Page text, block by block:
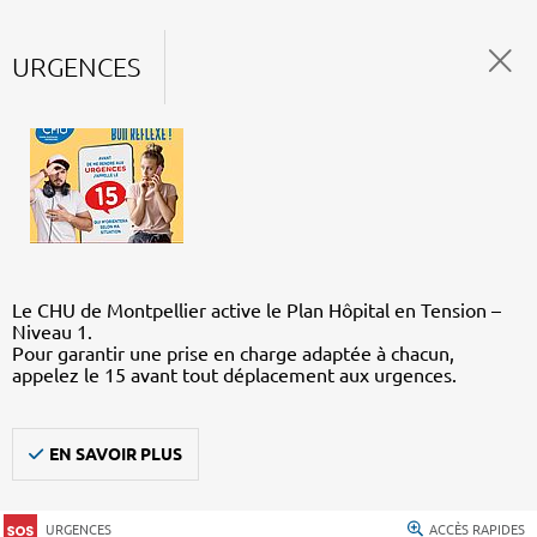
URGENCES
Le CHU de Montpellier active le Plan Hôpital en Tension –
Niveau 1.
Pour garantir une prise en charge adaptée à chacun,
appelez le 15 avant tout déplacement aux urgences.
EN SAVOIR PLUS
URGENCES ACCÈS RAPIDES